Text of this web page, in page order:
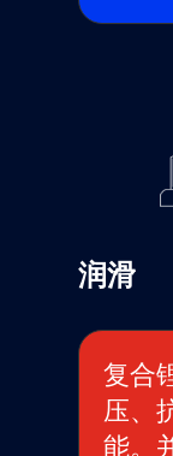
润滑
复合
压、
能。